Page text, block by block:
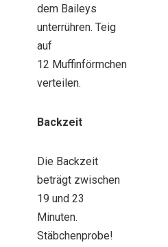
dem Baileys
unterrühren. Teig
auf
12 Muffinförmchen
verteilen.
Backzeit
Die Backzeit
beträgt zwischen
19 und 23
Minuten.
Stäbchenprobe!